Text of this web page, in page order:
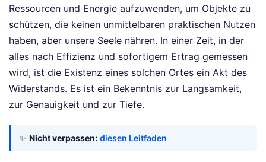
Ressourcen und Energie aufzuwenden, um Objekte zu
schützen, die keinen unmittelbaren praktischen Nutzen
haben, aber unsere Seele nähren. In einer Zeit, in der
alles nach Effizienz und sofortigem Ertrag gemessen
wird, ist die Existenz eines solchen Ortes ein Akt des
Widerstands. Es ist ein Bekenntnis zur Langsamkeit,
zur Genauigkeit und zur Tiefe.
✨ Nicht verpassen: diesen Leitfaden